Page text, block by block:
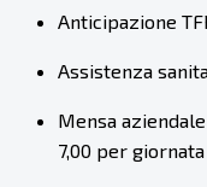
Anticipazione
Assistenza
Mensa
7,00 per